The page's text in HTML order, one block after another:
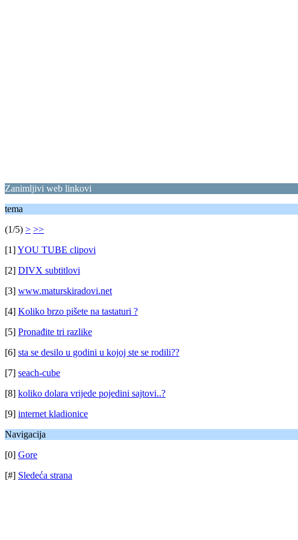
Zanimljivi web linkovi
tema
(1/5) > >>
[1]YOU TUBE clipovi
[2] DIVX subtitlovi
[3] www.maturskiradovi.net
[4] Koliko brzo pišete na tastaturi ?
[5] Pronađite tri razlike
[6] sta se desilo u godini u kojoj ste se rodili??
[7] seach-cube
[8] koliko dolara vrijede pojedini sajtovi..?
[9] internet kladionice
Navigacija
[0] Gore
[#] Sledeća strana